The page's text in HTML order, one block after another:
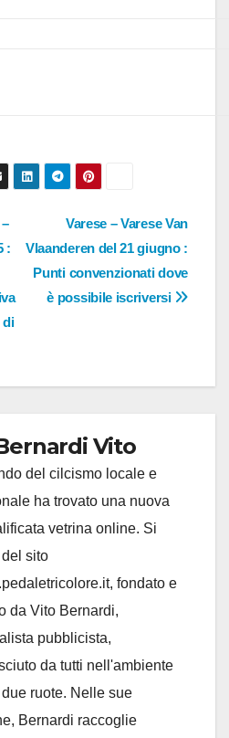
Varese – Varese Van
Vlaanderen del 21 giugno :
Punti convenzionati dove
è possibile iscriversi
:
di
Vito
del cilcismo locale e
ha trovato una nuova
vetrina online. Si
sito
fondato e
da Vito Bernardi,
pubblicista,
da tutti nell'ambiente
ruote. Nelle sue
Bernardi raccoglie